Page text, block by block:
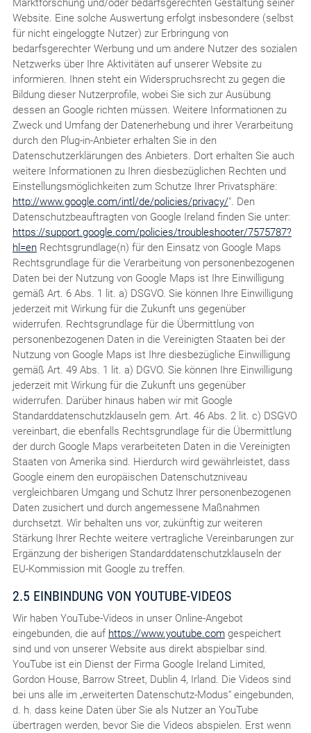
Website. Eine solche Auswertung erfolgt insbesondere (selbst
für nicht eingeloggte Nutzer) zur Erbringung von
bedarfsgerechter Werbung und um andere Nutzer des sozialen
Netzwerks über Ihre Aktivitäten auf unserer Website zu
informieren. Ihnen steht ein Widerspruchsrecht zu gegen die
Bildung dieser Nutzerprofile, wobei Sie sich zur Ausübung
dessen an Google richten müssen. Weitere Informationen zu
Zweck und Umfang der Datenerhebung und ihrer Verarbeitung
durch den Plug-in-Anbieter erhalten Sie in den
Datenschutzerklärungen des Anbieters. Dort erhalten Sie auch
weitere Informationen zu Ihren diesbezüglichen Rechten und
Einstellungsmöglichkeiten zum Schutze Ihrer Privatsphäre:
http://www.google.com/intl/de/policies/privacy/". Den
Datenschutzbeauftragten von Google Ireland finden Sie unter:
https://support.google.com/policies/troubleshooter/7575787?
hl=enRechtsgrundlage(n) für den Einsatz von Google Maps
Rechtsgrundlage für die Verarbeitung von personenbezogenen
Daten bei der Nutzung von Google Maps ist Ihre Einwilligung
gemäß Art. 6 Abs. 1 lit. a) DSGVO. Sie können Ihre Einwilligung
jederzeit mit Wirkung für die Zukunft uns gegenüber
widerrufen. Rechtsgrundlage für die Übermittlung von
personenbezogenen Daten in die Vereinigten Staaten bei der
Nutzung von Google Maps ist Ihre diesbezügliche Einwilligung
gemäß Art. 49 Abs. 1 lit. a) DGVO. Sie können Ihre Einwilligung
jederzeit mit Wirkung für die Zukunft uns gegenüber
widerrufen. Darüber hinaus haben wir mit Google
Standarddatenschutzklauseln gem. Art. 46 Abs. 2 lit. c) DSGVO
vereinbart, die ebenfalls Rechtsgrundlage für die Übermittlung
der durch Google Maps verarbeiteten Daten in die Vereinigten
Staaten von Amerika sind. Hierdurch wird gewährleistet, dass
Google einem den europäischen Datenschutzniveau
vergleichbaren Umgang und Schutz Ihrer personenbezogenen
Daten zusichert und durch angemessene Maßnahmen
durchsetzt. Wir behalten uns vor, zukünftig zur weiteren
Stärkung Ihrer Rechte weitere vertragliche Vereinbarungen zur
Ergänzung der bisherigen Standarddatenschutzklauseln der
EU-Kommission mit Google zu treffen.
2.5 EINBINDUNG VON YOUTUBE-VIDEOS
Wir haben YouTube-Videos in unser Online-Angebot
eingebunden, die auf https://www.youtube.comgespeichert
sind und von unserer Website aus direkt abspielbar sind.
YouTube ist ein Dienst der Firma Google Ireland Limited,
Gordon House, Barrow Street, Dublin 4, Irland. Die Videos sind
bei uns alle im „erweiterten Datenschutz-Modus“ eingebunden,
d. h. dass keine Daten über Sie als Nutzer an YouTube
übertragen werden, bevor Sie die Videos abspielen. Erst wenn